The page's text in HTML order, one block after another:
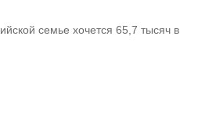
семье хочется 65,7 тысяч в